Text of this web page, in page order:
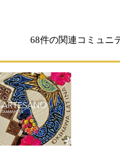
68件の関連コミュニ